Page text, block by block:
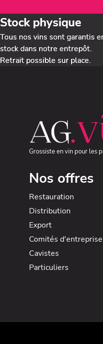
Stock physique
Tous nos vins sont garantis
stock dans notre entrepôt.
Retrait possible sur place.
Grossiste en vin pour les
Nos offres
Restauration
Distribution
Export
Comités d'entreprise
Cavistes
Particuliers